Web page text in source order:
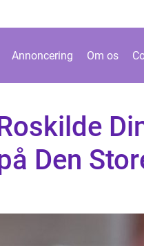
Annoncering Om os
Den